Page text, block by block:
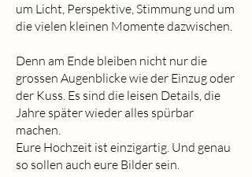
um Licht, Perspektive, Stimmung und um
die vielen kleinen Momente dazwischen.
Denn am Ende bleiben nicht nur die
grossen Augenblicke wie der Einzug oder
der Kuss. Es sind die leisen Details, die
Jahre später wieder alles spürbar
machen.
Eure Hochzeit ist einzigartig. Und genau
so sollen auch eure Bilder sein.